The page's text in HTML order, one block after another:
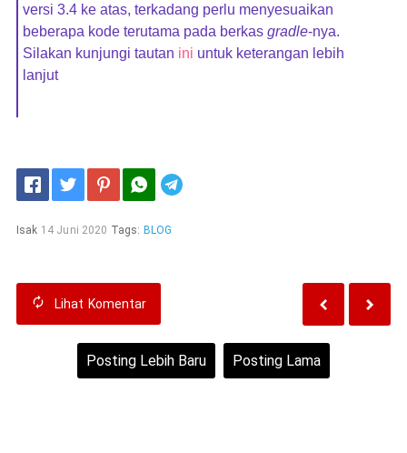
versi 3.4 ke atas, terkadang perlu menyesuaikan
beberapa kode terutama pada berkas gradle-nya.
Silakan kunjungi tautan ini untuk keterangan lebih
lanjut
Isak 14 Juni 2020 Tags: BLOG
Lihat Komentar
Posting Lebih Baru Posting Lama